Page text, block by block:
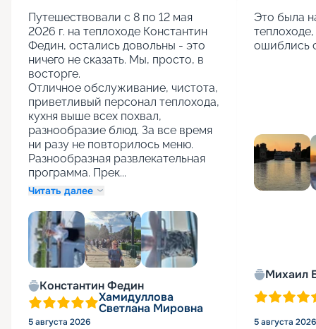
Путешествовали с 8 по 12 мая
2026 г. на теплоходе Константин
Федин, остались довольны - это
ничего не сказать. Мы, просто, в
восторге.
Отличное обслуживание, чистота,
приветливый персонал теплохода,
кухня выше всех похвал,
разнообразие блюд. За все время
ни разу не повторилось меню.
Разнообразная развлекательная
программа. Прек...
Читать далее
Константин Федин
Хамидуллова
Светлана Мировна
5 августа 2026
Это была
ошиблись
Михаил
5 августа 2026